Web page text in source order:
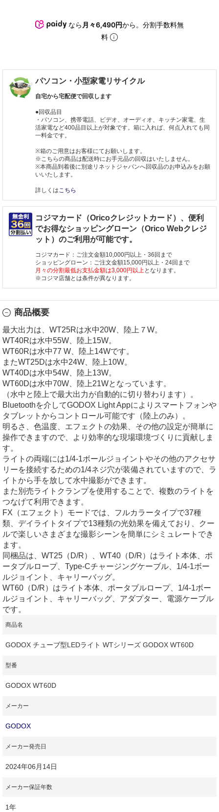
なら 月々6,490円から。分割手数料無
料
パソコン・小型家電リサイクル
自宅から宅配便で回収します
●回収品目
・パソコン、携帯電話、ビデオ、オーディオ、キッチン家電、生
活家電など400品目以上が対象です。箱に入れば、何点入れても同
一料金です。
※箱のご用意はお客様にてお願いします。
※こちらの商品は配送時にお手元品の回収はいたしません。
※本商品到着後に別途リネットジャパンへ回収品のお申込みをお願
いいたします。
詳しくはこちら
コジマカード（Oricoクレジットカード）、便利
でお得なショッピングローン（Orico Webクレジ
ット）のご利用が可能です。
コジマカード：ご注文金額10,000円以上・36回まで
ショッピングローン：ご注文金額15,000円以上・24回まで
月々の分割最低お支払金額は3,000円以上となります。
※コジマ店舗とは条件が異なります。
商品概要
最大出力は、WT25Rは水中20W、陸上７W。
WT40Rは水中55W、陸上15W。
WT60Rは水中77 W、陸上14Wです。
またWT25Dは水中24W、陸上10W。
WT40Dは水中54W、陸上13W。
WT60Dは水中70W、陸上21Wとなっています。
（水中と陸上で最大出力が自動的に切り替わります）。
Bluetoothを介してGODOX Light Appによりスマートフォンや
タブレットからコントロール可能です（陸上のみ）。
明るさ、色温度、エフェクトの効果、その他の設定が簡単に
操作できますので、より効率的な現場環境づくりに貢献しま
す。
ライトの両端には1/4-1ボールジョイントやその他のアクセサ
リーを接続するための1/4ネジ穴が装備されていますので、ラ
イトから手を放して水中撮影ができます。
また別売ライトクランプを使用することで、複数のライトを
つなげて利用できます。
FX（エフェクト）モードでは、フルカラータイプで37種
類、デイライトタイプで13種類の光効果を備えており、クー
ルで楽しいさまざまな撮影シーンを簡単にシミュレートでき
ます。
同梱品は、WT25（D/R）、WT40（D/R）はライト本体、ポ
ータブルロープ、Type-Cチャージングケーブル、1/4-1ボー
ルジョイント、キャリーバッグ。
WT60（D/R）はライト本体、ポータブルロープ、1/4-1ボー
ルジョイント、キャリーバッグ、アダプター、電源ケーブル
です。
商品名
GODOX チューブ型LEDライト WTシリーズ GODOX WT60D
型番
GODOX WT60D
メーカー
GODOX
メーカー発売日
2024年06月14日
メーカー保証年数
1年